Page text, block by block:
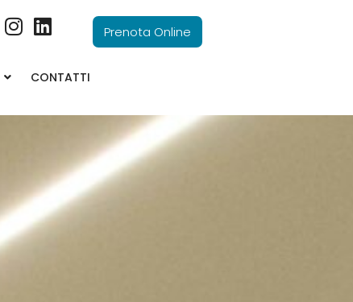
Prenota Online
CONTATTI